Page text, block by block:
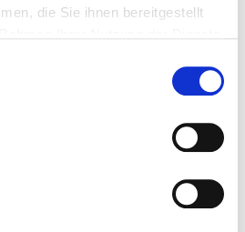
die Sie ihnen bereitgestellt